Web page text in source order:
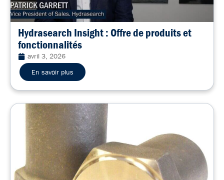
Hydrasearch Insight : Offre de produits et
fonctionnalités
avril 3, 2026
En savoir plus